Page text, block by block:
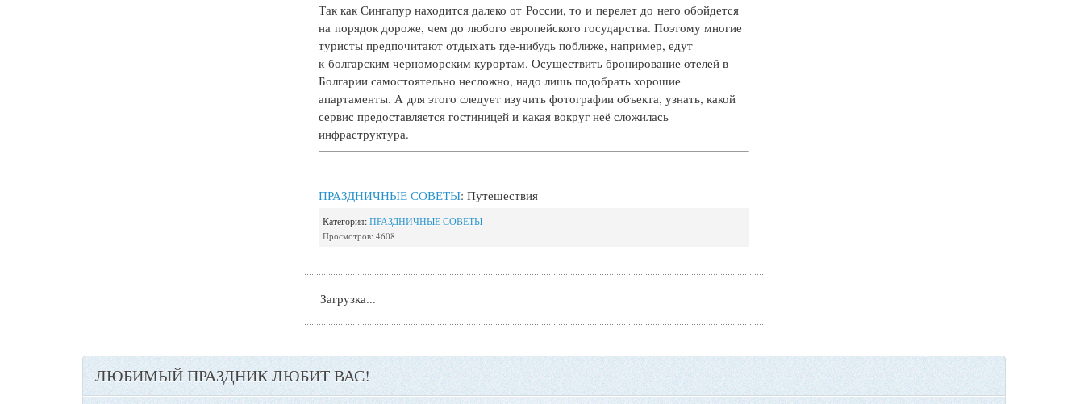
Так как Сингапур находится далеко от России, то и перелет до него обойдется
на порядок дороже, чем до любого европейского государства. Поэтому многие
туристы предпочитают отдыхать где-нибудь поближе, например, едут
к болгарским черноморским курортам. Осуществить бронирование отелей в
Болгарии самостоятельно несложно, надо лишь подобрать хорошие
апартаменты. А для этого следует изучить фотографии объекта, узнать, какой
сервис предоставляется гостиницей и какая вокруг неё сложилась
инфраструктура.
ПРАЗДНИЧНЫЕ СОВЕТЫ: Путешествия
Категория:ПРАЗДНИЧНЫЕ СОВЕТЫ
Просмотров: 4608
Загрузка...
ЛЮБИМЫЙ ПРАЗДНИК ЛЮБИТ ВАС!